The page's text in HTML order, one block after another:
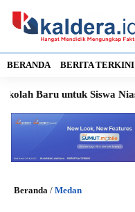
BERANDA BERITA TERKINI
untuk Siswa Nias Utara
Beranda / Medan